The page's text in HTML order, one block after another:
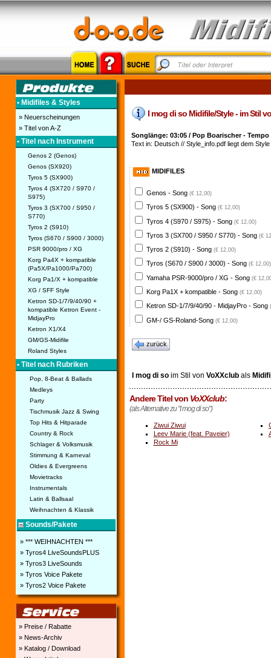
• Midifiles & Styles
» Neuerscheinungen
» Titel von A-Z
• Titel nach Instrument
Genos 2 (Genos)
Genos (SX920)
Tyros 5 (SX900)
Tyros 4 (SX720 / S970 /
S975)
Tyros 3 (SX700 / S950 /
S770)
Tyros 2 (S910)
Tyros (S670 / S900 / 3000)
PSR 9000/pro / XG
Korg Pa4X + kompatible
(Pa5X/Pa1000/Pa700)
Korg Pa1/X + kompatible
XG / SFF Style
Ketron SD-1/7/9/40/90 +
kompatible Ketron Event -
MidjayPro
Ketron X1/X4
GM/GS-Midifile
Roland Styles
• Titel nach Rubriken
Pop, 8-Beat & Ballads
Medleys
Party
Tischmusik Jazz & Swing
Top Hits & Hitparade
Country & Rock
Schlager & Volksmusik
Stimmung & Karneval
Oldies & Evergreens
Movietracks
Instrumentals
Latin & Ballsaal
Weihnachten & Klassik
Sounds/Pakete
» *** WEIHNACHTEN ***
» Tyros4 LiveSoundsPLUS
» Tyros3 LiveSounds
» Tyros Voice Pakete
» Tyros2 Voice Pakete
» Preise / Rabatte
» News-Archiv
» Katalog / Download
I mog di so Midifile/Style - im Stil
Songlänge: 03:05 / Pop Boarischer - Tempo
Text in: Deutsch // Style_info.pdf liegt dem
MIDIFILES
Genos - Song (€ 12,00)
Tyros 5 (SX900) - Song (€ 12,00)
Tyros 4 (S970 / S975) - Song (€ 12,00)
Tyros 3 (SX700 / S950 / S770) - Song (€
Tyros 2 (S910) - Song (€ 12,00)
Tyros (S670 / S900 / 3000) - Song (€ 12,00)
Yamaha PSR-9000/pro / XG - Song (€
Korg Pa1X + kompatible - Song (€ 12,00)
Ketron SD-1/7/9/40/90 - MidjayPro - Song
GM-/ GS-Roland-Song (€ 12,00)
zurück
I mog di soim Stil von VoXXclubals
Andere Titel von VoXXclub:
(als Alternative zu "I mog di so")
Ziwui Ziwui
Leev Marie (feat. Paveier)
Rock Mi